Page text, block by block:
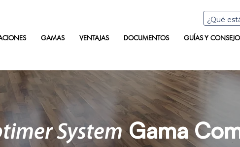
GAMAS VENTAJAS DOCUMENTOS GUÍAS Y
System Gama